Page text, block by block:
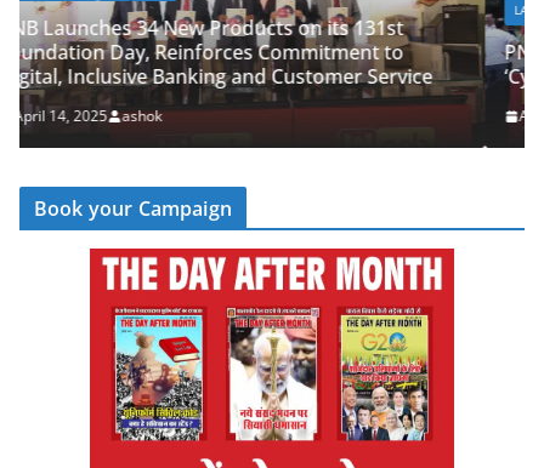
to
Service
LATEST NEWS देश व्यापार
PNB Half Marathon 2025 Unites Citizens in
‘Cyber Run’ for a Digitally Secure Bharat
April 14, 2025
Book your Campaign